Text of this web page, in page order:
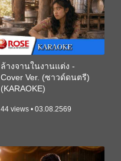
ล้างจานในงานแต่ง -
Cover Ver. (ซาวด์ดนตรี)
(KARAOKE)
44 views • 03.08.2569